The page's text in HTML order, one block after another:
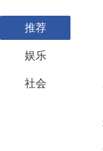
推荐
娱乐
社会